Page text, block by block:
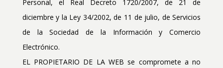
Personal, el Real Decreto 1720/2007, de 21 de
diciembre y la Ley 34/2002, de 11 de julio, de Servicios
de la Sociedad de la Información y Comercio
Electrónico.
EL PROPIETARIO DE LA WEB se compromete a no